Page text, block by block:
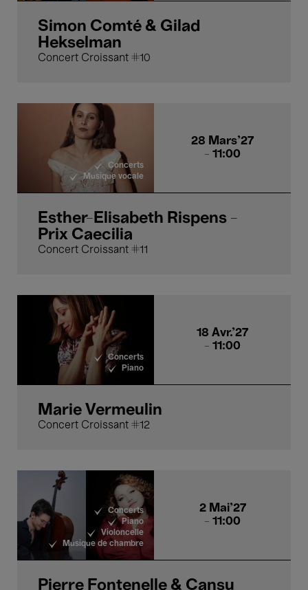
Simon Comté & Gilad
Hekselman
Concert Croissant #10
Concerts
Musique vocale
28 Mars'27
- 11:00
Esther-Elisabeth Rispens -
Prix Caecilia
Concert Croissant #11
Concerts
Piano
18 Avr.'27
- 11:00
Marie Vermeulin
Concert Croissant #12
Concerts
Piano
Violoncelle
Musique de chambre
2 Mai'27
- 11:00
Pierre Fontenelle & Cansu